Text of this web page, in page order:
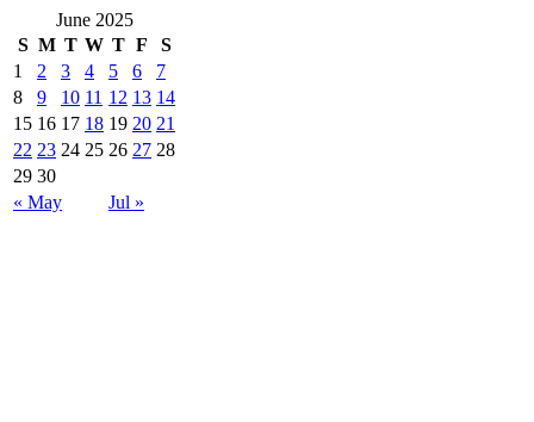
June 2025
S M T W T F S
« May Jul »
1 2 3 4 5 6
7
8
9 10 11 12 13 14
15 16 17 18 19 20 21
22 23 24 25 26 27 28
29 30